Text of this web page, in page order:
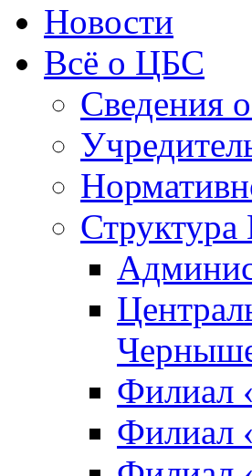
Новости
Всё о ЦБС
Сведения
Филиал
Филиал